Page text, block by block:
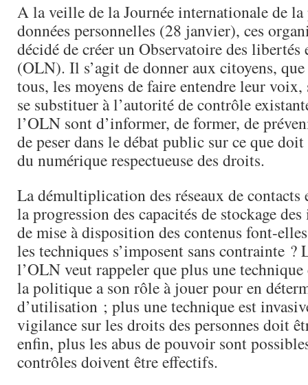
A la veille de la Journée internationale de
données personnelles (28 janvier), ces
décidé de créer un Observatoire des
(OLN). Il s’agit de donner aux citoyens, que
tous, les moyens de faire entendre leur voix,
se substituer à l’autorité de contrôle
l’OLN sont d’informer, de former, de
de peser dans le débat public sur ce que
du numérique respectueuse des droits.
La démultiplication des réseaux de contacts
la progression des capacités de stockage
de mise à disposition des contenus font-
les techniques s’imposent sans contrainte ?
l’OLN veut rappeler que plus une technique
la politique a son rôle à jouer pour en
d’utilisation ; plus une technique est
vigilance sur les droits des personnes doit
enfin, plus les abus de pouvoir sont
contrôles doivent être effectifs.